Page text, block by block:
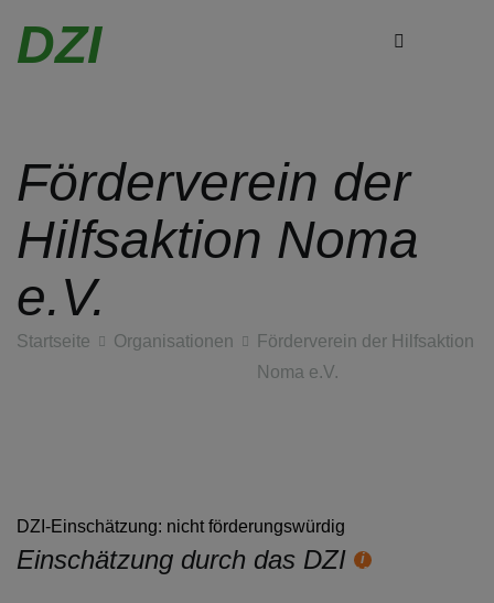
Zum
Inhalt
springen
DZI
Förderverein der
Hilfsaktion Noma
e.V.
Startseite Organisationen
Förderverein der Hilfsaktion
Noma e.V.
DZI-Einschätzung: nicht förderungswürdig
Einschätzung durch das DZI Hilfetext